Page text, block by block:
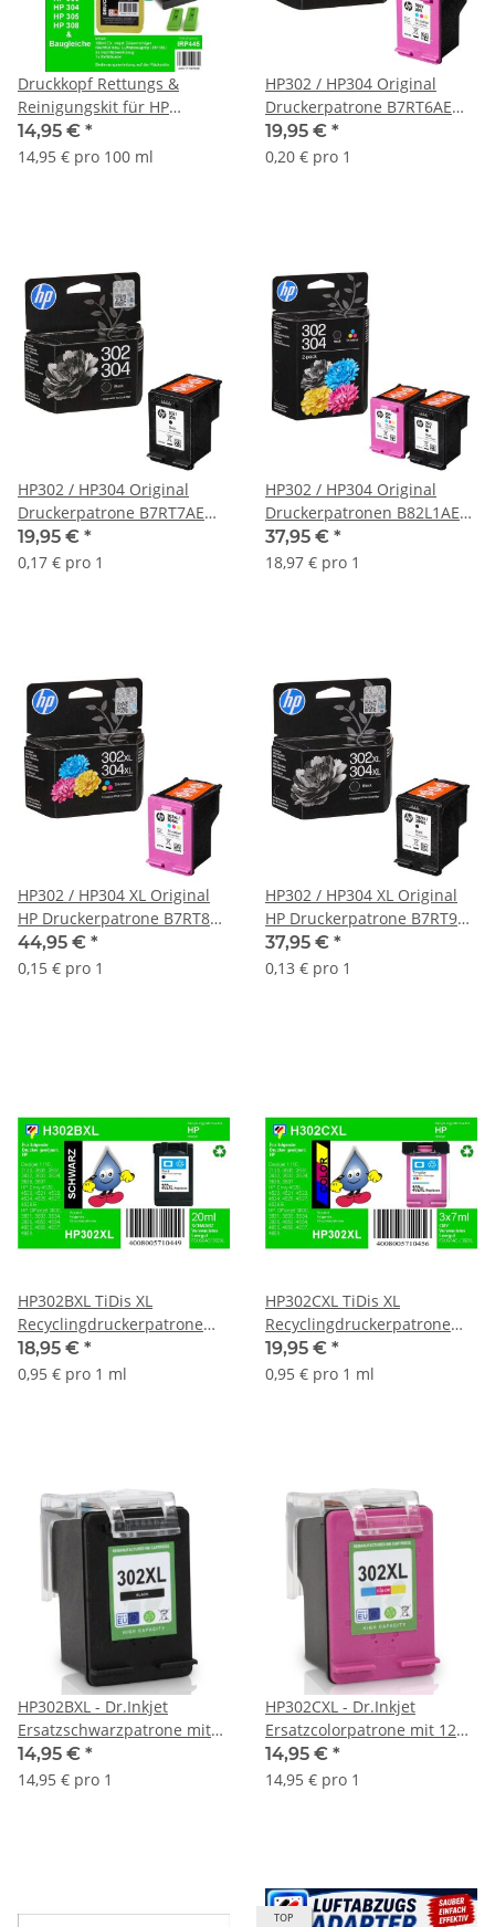
Druckkopf Rettungs &
Reinigungskit für HP
Druckkopfpatronen - HP300,
HP301, HP302, HP303, HP304,
14,95 € *
14,95 € pro 100 ml
HP302 / HP304 Original
Druckerpatrone B7RT6AE
color mit ca. 100 Seiten
Druckleistung nach Iso
19,95 € *
0,20 € pro 1
HP302 / HP304 Original
Druckerpatrone B7RT7AE
schwarz mit ca. 120 Seiten
Druckleistung nach Iso
19,95 € *
0,17 € pro 1
HP302 / HP304 Original
Druckerpatronen B82L1AE
black & color Multipack
37,95 € *
18,97 € pro 1
HP302 / HP304 XL Original
HP Druckerpatrone B7RT8AE
color mit ca. 300 Seiten
Druckleistung nach Iso
44,95 € *
0,15 € pro 1
HP302 / HP304 XL Original
HP Druckerpatrone B7RT9AE
schwarz mit ca. 300 Seiten
Druckleistung nach Iso
37,95 € *
0,13 € pro 1
HP302BXL TiDis XL
Recyclingdruckerpatrone
schwarz mit 20ml Inhalt
ersetzt die
18,95 € *
0,95 € pro 1 ml
HP302CXL TiDis XL
Recyclingdruckerpatrone
Color mit 21ml Inhalt ersetzt
die F6U67AE/HP302CXL
19,95 € *
0,95 € pro 1 ml
HP302BXL - Dr.Inkjet
Ersatzschwarzpatrone mit
15ml Inhalt / ersetzt die
F6U68AE
14,95 € *
14,95 € pro 1
HP302CXL - Dr.Inkjet
Ersatzcolorpatrone mit 12ml
Inhalt / ersetzt die F6U67AE
14,95 € *
14,95 € pro 1
TOP